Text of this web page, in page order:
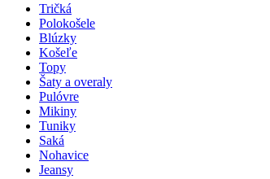
Tričká
Polokošele
Blúzky
Košeľe
Topy
Šaty a overaly
Pulóvre
Mikiny
Tuniky
Saká
Nohavice
Jeansy